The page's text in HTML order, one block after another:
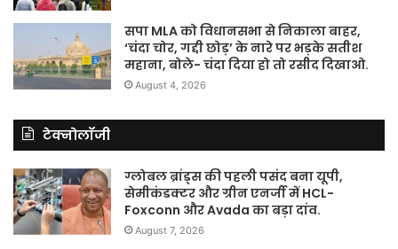
सपा MLA को विधानसभा से निकाला बाहर,
‘चंदा चोर, गद्दी छोड़’ के नारे पर भड़के सतीश
महाना, बोले- चंदा दिया हो तो रसीद दिखाओ.
August 4, 2026
टेक्नोलॉजी
ग्लोबल ब्रांड्स की पहली पसंद बना यूपी,
सेमीकंडक्टर और ग्रीन एनर्जी में HCL-
Foxconn और Avada का बड़ा दांव.
August 7, 2026